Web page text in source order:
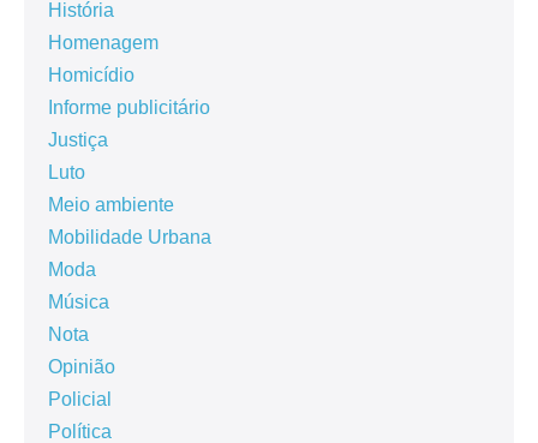
História
Homenagem
Homicídio
Informe publicitário
Justiça
Luto
Meio ambiente
Mobilidade Urbana
Moda
Música
Nota
Opinião
Policial
Política